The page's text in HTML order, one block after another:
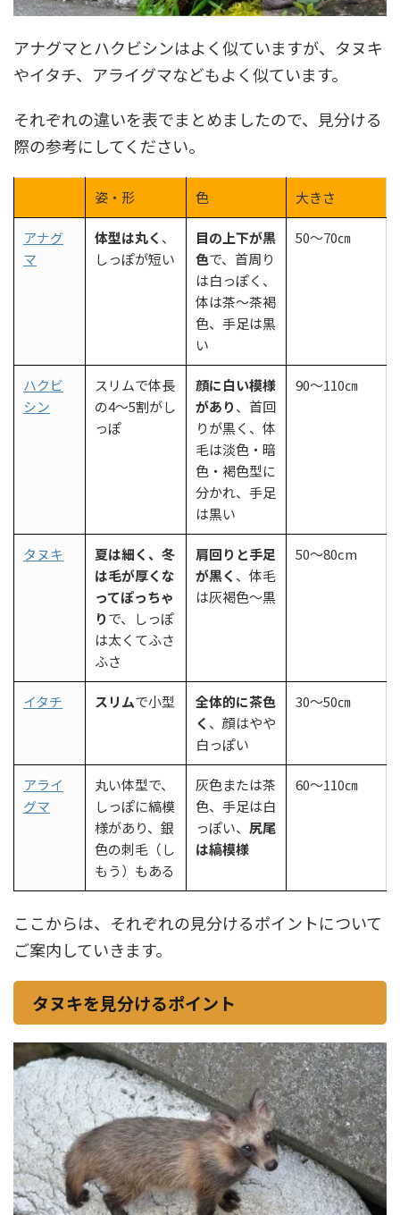
アナグマとハクビシンはよく似ていますが、タヌキ
やイタチ、アライグマなどもよく似ています。
それぞれの違いを表でまとめましたので、見分ける
際の参考にしてください。
姿・形 色 大きさ
アナグ
マ
体型は丸く 、
しっぽが短い
目の上下が黒
色で、首周り
は白っぽく、
体は茶～茶褐
色、手足は黒
い
50～70㎝
ハクビ
シン
スリムで体長
の4～5割がし
っぽ
顔に白い模様
があり、首回
りが黒く、体
毛は淡色・暗
色・褐色型に
分かれ、手足
は黒い
90～110㎝
タヌキ
夏は細く、冬
は毛が厚くな
ってぽっちゃ
りで、しっぽ
は太くてふさ
ふさ
肩回りと手足
が黒く 、体毛
は灰褐色～黒
50～80cm
イタチ スリムで小型
全体的に茶色
く 、顔はやや
白っぽい
30～50㎝
アライ
グマ
丸い体型で、
しっぽに縞模
様があり、銀
色の刺毛（し
もう）もある
灰色または茶
色、手足は白
っぽい、 尻尾
は縞模様
60～110㎝
ここからは、それぞれの見分けるポイントについて
ご案内していきます。
タヌキを見分けるポイント